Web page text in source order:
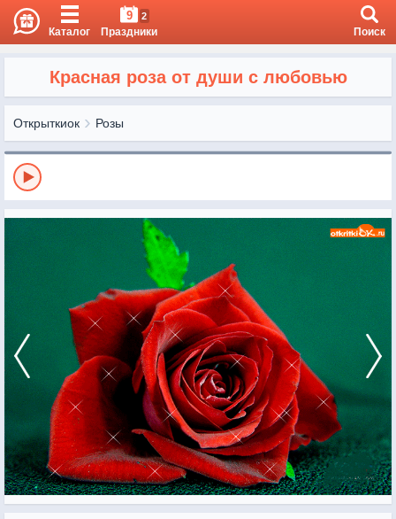
Каталог
9 2
Праздники Поиск
Красная роза от души с любовью
Открыткиок Розы